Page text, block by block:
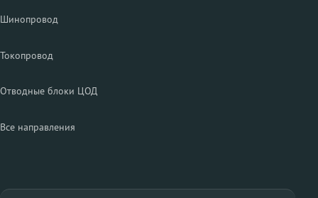
Шинопровод
Токопровод
Отводные блоки ЦОД
Все направления